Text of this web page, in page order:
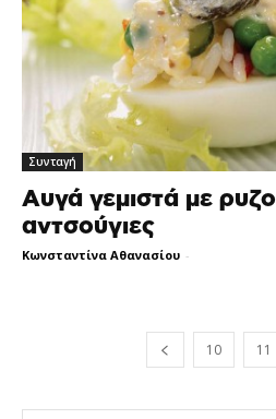
Συνταγή
Αυγά γεμιστά με
αντσούγιες
Κωνσταντίνα Αθανασίου -
10 11